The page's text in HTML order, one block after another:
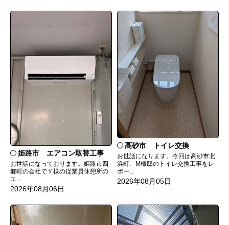
姫路市 エアコン取替工事
お世話になっております。姫路市四
郷町の会社でＹ様の従業員休憩所の
エ...
2026年08月06日
高砂市 トイレ交換
お世話になります。今回は高砂市北
浜町、M様邸のトイレ交換工事をレ
ポー...
2026年08月05日